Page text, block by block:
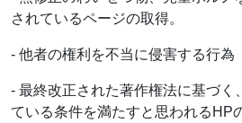
されているページの取得。
- 他者の権利を不当に侵害する行為
- 最終改正された著作権法に基づく
ている条件を満たすと思われるHP